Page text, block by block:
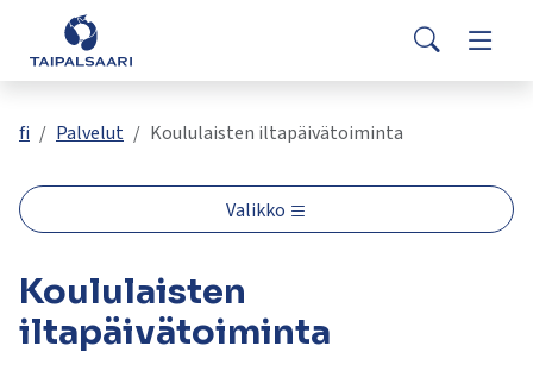
Siirry pääsisältöön
Palaute
Yhteystiedot
Search
Valitse
oleva
ylös-
ja
Siirry
valittuun
hakutulokseen
Asuminen ja rakentaminen
Opetus ja kasvatus
Hyvinvointi ja terveys
Kulttuuri ja vapaa-aika
Kunta ja päätöksenteko
fi Palvelut Koululaisten iltapäivätoiminta
Valikko
Koululaisten
iltapäivätoiminta